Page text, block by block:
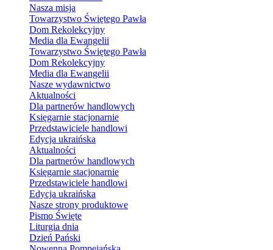
Nasza misja
Towarzystwo Świętego Pawła
Dom Rekolekcyjny
Media dla Ewangelii
Towarzystwo Świętego Pawła
Dom Rekolekcyjny
Media dla Ewangelii
Nasze wydawnictwo
Aktualności
Dla partnerów handlowych
Księgarnie stacjonarnie
Przedstawiciele handlowi
Edycja ukraińska
Aktualności
Dla partnerów handlowych
Księgarnie stacjonarnie
Przedstawiciele handlowi
Edycja ukraińska
Nasze strony produktowe
Pismo Święte
Liturgia dnia
Dzień Pański